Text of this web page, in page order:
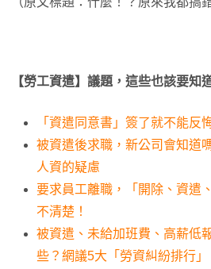
【勞工資遣】議題，這些也該要知
「資遣同意書」簽了就不能反
被資遣後求職，新公司會知道
人資的疑慮
要求員工離職，「開除、資遣
不清楚！
被資遣、未給加班費、高薪低
些？網議5大「勞資糾紛排行」